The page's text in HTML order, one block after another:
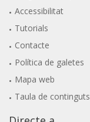
Accessibilitat
Tutorials
Contacte
Política de galetes
Mapa web
Taula de continguts